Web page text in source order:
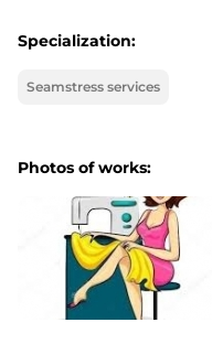
Specialization:
Seamstress services
Photos of works: